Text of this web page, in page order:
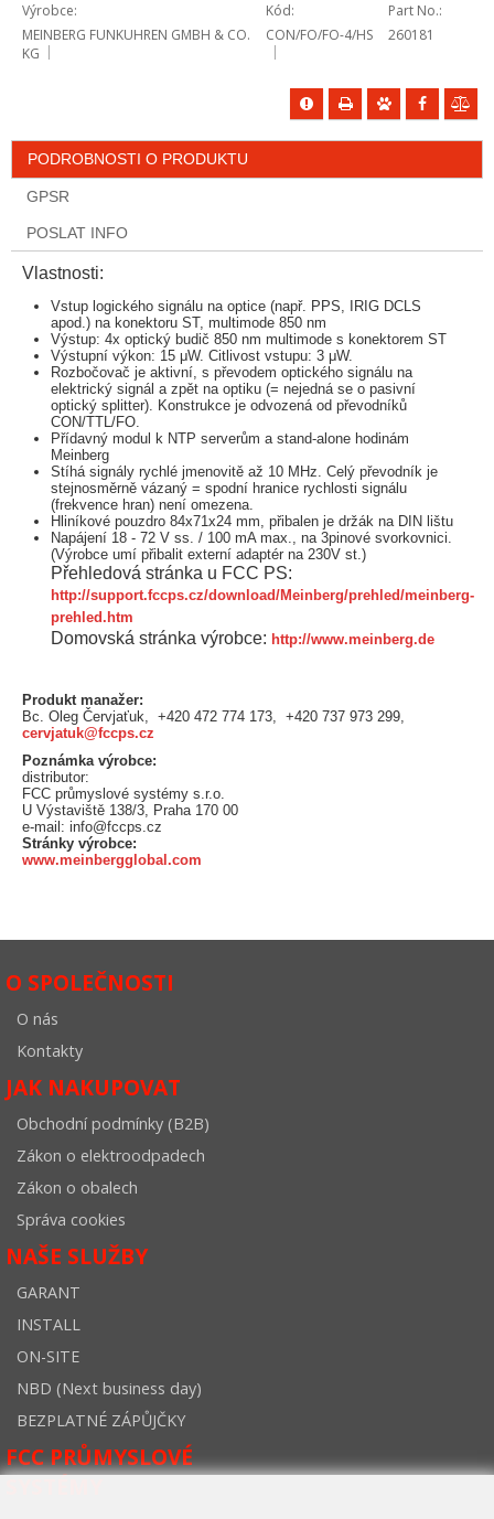
Výrobce
MEINBERG FUNKUHREN GMBH & CO.
KG
Kód
CON/FO/FO-4/HS
Part No.
260181
PODROBNOSTI O PRODUKTU
GPSR
POSLAT INFO
Vlastnosti:
Vstup logického signálu na optice (např. PPS, IRIG DCLS
apod.) na konektoru ST, multimode 850 nm
Výstup: 4x optický budič 850 nm multimode s konektorem ST
Výstupní výkon: 15 μW. Citlivost vstupu: 3 μW.
Rozbočovač je aktivní, s převodem optického signálu na
elektrický signál a zpět na optiku (= nejedná se o pasivní
optický splitter). Konstrukce je odvozená od převodníků
CON/TTL/FO.
Přídavný modul k NTP serverům a stand-alone hodinám
Meinberg
Stíhá signály rychlé jmenovitě až 10 MHz. Celý převodník je
stejnosměrně vázaný = spodní hranice rychlosti signálu
(frekvence hran) není omezena.
Hliníkové pouzdro 84x71x24 mm, přibalen je držák na DIN lištu
Napájení 18 - 72 V ss. / 100 mA max., na 3pinové svorkovnici.
(Výrobce umí přibalit externí adaptér na 230V st.)
Přehledová stránka u FCC PS:
http://support.fccps.cz/download/Meinberg/prehled/meinberg-
prehled.htm
Domovská stránka výrobce: http://www.meinberg.de
Produkt manažer:
Bc. Oleg Červjaťuk, +420 472 774 173, +420 737 973 299,
cervjatuk@fccps.cz
Poznámka výrobce:
distributor:
FCC průmyslové systémy s.r.o.
U Výstaviště 138/3, Praha 170 00
e-mail: info@fccps.cz
Stránky výrobce:
www.meinbergglobal.com
O SPOLEČNOSTI
O nás
Kontakty
JAK NAKUPOVAT
Obchodní podmínky (B2B)
Zákon o elektroodpadech
Zákon o obalech
Správa cookies
NAŠE SLUŽBY
GARANT
INSTALL
ON-SITE
NBD (Next business day)
BEZPLATNÉ ZÁPŮJČKY
FCC PRŮMYSLOVÉ